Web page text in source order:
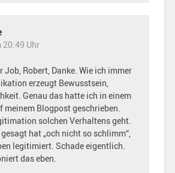
20:49 Uhr
Job, Robert, Danke. Wie ich immer
erzeugt Bewusstsein,
Genau das hatte ich in einem
meinem Blogpost geschrieben.
solchen Verhaltens geht.
hat „och nicht so schlimm“,
legitimiert. Schade eigentlich.
das eben.